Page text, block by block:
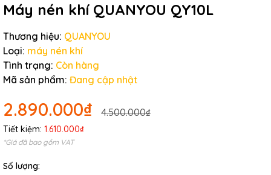
Máy nén khí QUANYOU QY10L
Thương hiệu: QUANYOU
Loại: máy nén khí
Tình trạng: Còn hàng
Mã sản phẩm: Đang cập nhật
2.890.000₫ 4.500.000₫
Tiết kiệm: 1.610.000₫
*Giá đã bao gồm VAT
Số lượng: